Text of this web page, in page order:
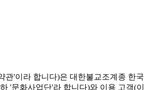
관'이라 합니다)은 대한불교조계종 한국
'문화사업단'라 합니다)와 이용 고객(이